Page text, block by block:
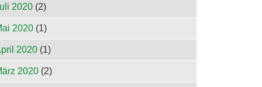
2020 (2)
2020 (1)
2020 (1)
2020 (2)